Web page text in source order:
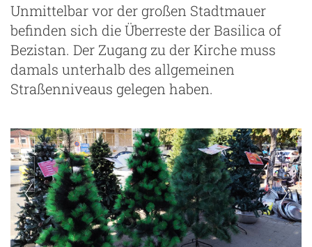
Unmittelbar vor der großen Stadtmauer
befinden sich die Überreste der Basilica of
Bezistan. Der Zugang zu der Kirche muss
damals unterhalb des allgemeinen
Straßenniveaus gelegen haben.